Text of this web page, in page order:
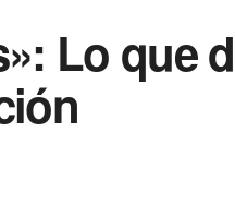
Lo que